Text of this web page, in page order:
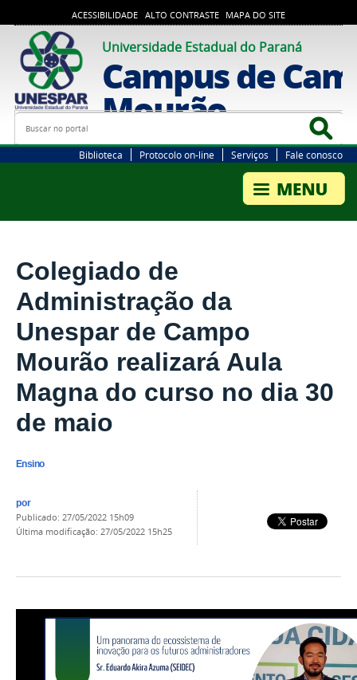
ACESSIBILIDADE ALTO CONTRASTE MAPA DO SITE
Universidade Estadual do Paraná
Campus de
Mourão
Busca
Biblioteca Protocolo on-line Serviços Fale conosco
Colegiado de
Administração da
Unespar de Campo
Mourão realizará Aula
Magna do curso no dia 30
de maio
Ensino
por
publicado: 27/05/2022 15h09
última modificação: 27/05/2022 15h25